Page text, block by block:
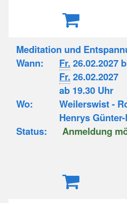
Meditation und
Wann:
Fr. 26.02.2027
Fr. 26.02.2027
ab 19.30 Uhr
Wo:
Weilerswist -
Henrys
Status:
Anmeldung